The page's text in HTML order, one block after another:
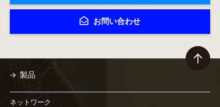
お問い合わせ
製品
ネットワーク